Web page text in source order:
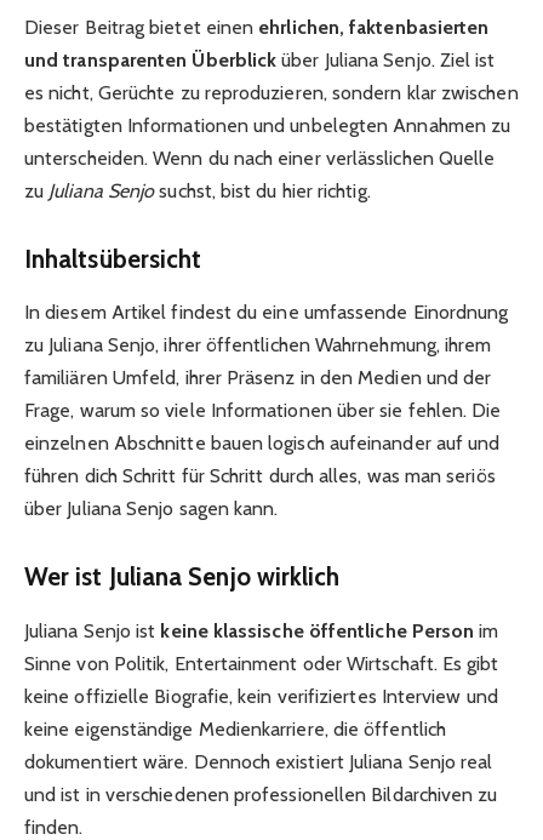
Dieser Beitrag bietet einen ehrlichen, faktenbasierten
und transparenten Überblick über Juliana Senjo. Ziel ist
es nicht, Gerüchte zu reproduzieren, sondern klar zwischen
bestätigten Informationen und unbelegten Annahmen zu
unterscheiden. Wenn du nach einer verlässlichen Quelle
zu Juliana Senjosuchst, bist du hier richtig.
Inhaltsübersicht
In diesem Artikel findest du eine umfassende Einordnung
zu Juliana Senjo, ihrer öffentlichen Wahrnehmung, ihrem
familiären Umfeld, ihrer Präsenz in den Medien und der
Frage, warum so viele Informationen über sie fehlen. Die
einzelnen Abschnitte bauen logisch aufeinander auf und
führen dich Schritt für Schritt durch alles, was man seriös
über Juliana Senjo sagen kann.
Wer ist Juliana Senjo wirklich
Juliana Senjo ist keine klassische öffentliche Person im
Sinne von Politik, Entertainment oder Wirtschaft. Es gibt
keine offizielle Biografie, kein verifiziertes Interview und
keine eigenständige Medienkarriere, die öffentlich
dokumentiert wäre. Dennoch existiert Juliana Senjo real
und ist in verschiedenen professionellen Bildarchiven zu
finden.